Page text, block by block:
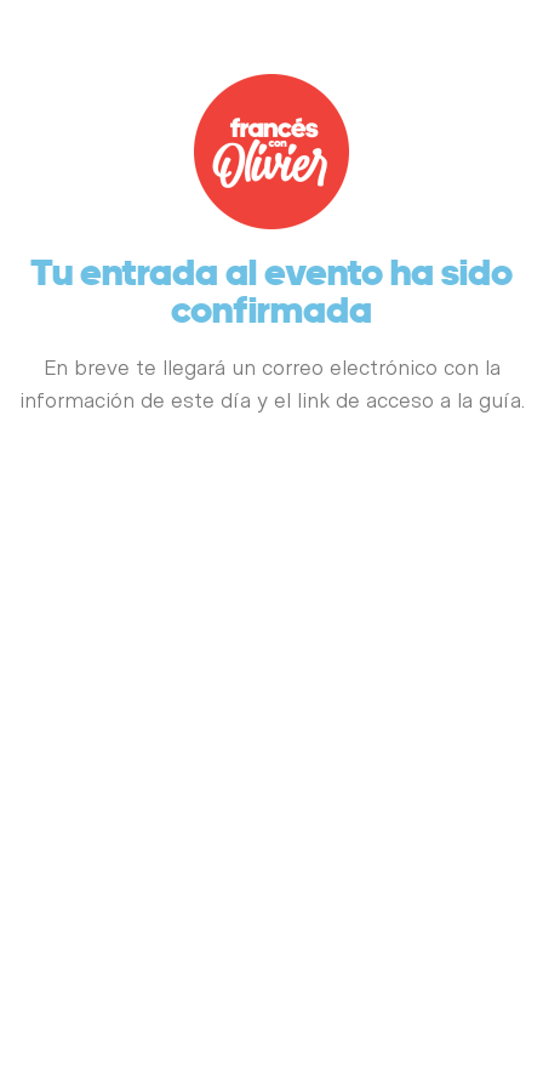
Tu entrada al evento ha sido
confirmada
En breve te llegará un correo electrónico con la
información de este día y el link de acceso a la guía.